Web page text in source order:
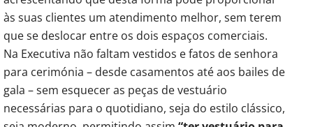
às suas clientes um atendimento melhor, sem terem
que se deslocar entre os dois espaços comerciais.
Na Executiva não faltam vestidos e fatos de senhora
para cerimónia – desde casamentos até aos bailes de
gala – sem esquecer as peças de vestuário
necessárias para o quotidiano, seja do estilo clássico,